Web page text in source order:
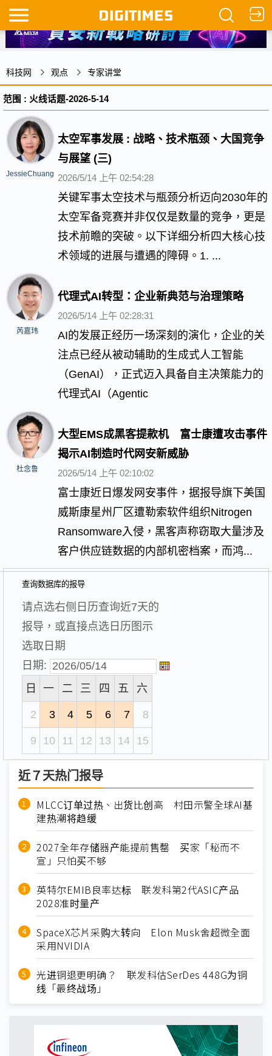
科技网 观点 专家讲堂
范围 : 火线话题-2026-5-14
JessieChuang
太空军事发展 : 战略、技术瓶颈、大国竞争
与展望 (三)
2026/5/14 上午 02:54:28
关键军事太空技术与瓶颈分析迈向2030年的
太空军备竞赛并非仅仅是数量的竞争，更是
技术前瞻的突破。以下详细分析四大核心技
术领域的进展与遭遇的障碍。1. ...
芮嘉玮
代理式AI转型：企业新典范与治理策略
2026/5/14 上午 02:28:31
AI的发展正经历一场深刻的演化，企业的关
注点已经从被动辅助的生成式人工智能
（GenAI），正式迈入具备自主决策能力的
代理式AI（Agentic
杜念鲁
大型EMS成黑客提款机 富士康遭攻击事件
揭示AI制造时代网安新威胁
2026/5/14 上午 02:10:02
富士康近日爆发网安事件，据报导旗下美国
威斯康星州厂区遭勒索软件组织Nitrogen
Ransomware入侵，黑客声称窃取大量涉及
客户供应链数据的内部机密档案，而鸿...
查询数据库的报导
请点选右侧日历查询近7天的
报导，或直接点选日历图示
选取日期
日期:
日
一 二 三 四 五 六
2 3 4 5 6 7 8
9 10 11 12 13 14 15
近７天热门报导
MLCC订单过热、出货比创高 村田示警全球AI基
建热潮将趋缓
2027全年存储器产能提前售罄 买家「秘而不
宣」只怕买不够
英特尔EMIB良率达标 联发科第2代ASIC产品
2028准时量产
SpaceX芯片采购大转向 Elon Musk舍超微全面
采用NVIDIA
光进铜退更明确？ 联发科估SerDes 448G为铜
线「最终战场」